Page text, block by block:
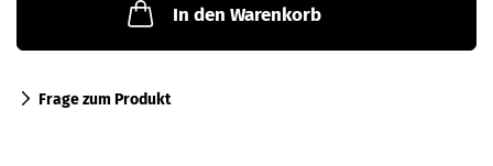
In den Warenkorb
Frage zum Produkt